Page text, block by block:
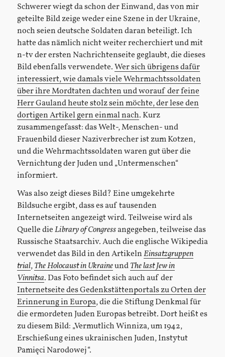
Schwerer wiegt da schon der Einwand, das von mir
geteilte Bild zeige weder eine Szene in der Ukraine,
noch seien deutsche Soldaten daran beteiligt. Ich
hatte das nämlich nicht weiter recherchiert und mit
n-tv der ersten Nachrichtenseite geglaubt, die dieses
Bild ebenfalls verwendete.Wer sich übrigens dafür
interessiert, wie damals viele Wehrmachtssoldaten
über ihre Mordtaten dachten und worauf der feine
Herr Gauland heute stolz sein möchte, der lese den
dortigen Artikel gern einmal nach. Kurz
zusammengefasst: das Welt-, Menschen- und
Frauenbild dieser Naziverbrecher ist zum Kotzen,
und die Wehrmachtssoldaten waren gut über die
Vernichtung der Juden und „Untermenschen“
informiert.
Was also zeigt dieses Bild? Eine umgekehrte
Bildsuche ergibt, dass es auf tausenden
Internetseiten angezeigt wird. Teilweise wird als
Quelle dieLibrary of Congressangegeben, teilweise das
Russische Staatsarchiv. Auch die englische Wikipedia
verwendet das Bild in den ArtikelnEinsatzgruppen
trial,The Holocaust in UkraineundThe last Jew in
Vinnitsa. Das Foto befindet sich auch auf der
Internetseite des Gedenkstättenportals zu Orten der
Erinnerung in Europa, die die Stiftung Denkmal für
die ermordeten Juden Europas betreibt. Dort heißt es
zu diesem Bild: „Vermutlich Winniza, um 1942,
Erschießung eines ukrainischen Juden, Instytut
Pamięci Narodowej“.